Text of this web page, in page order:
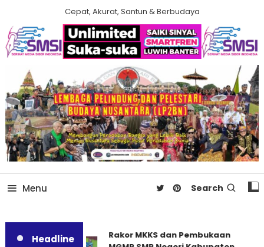
Cepat, Akurat, Santun & Berbudaya
Menu Search
Headline
Rakor MKKS dan Pembukaan